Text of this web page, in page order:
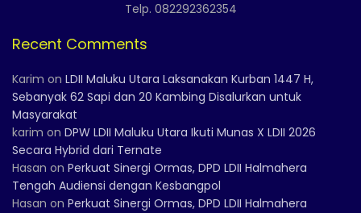
Telp. 082292362354
Recent Comments
Karim on LDII Maluku Utara Laksanakan Kurban 1447 H,
Sebanyak 62 Sapi dan 20 Kambing Disalurkan untuk
Masyarakat
karim on DPW LDII Maluku Utara Ikuti Munas X LDII 2026
Secara Hybrid dari Ternate
Hasan on Perkuat Sinergi Ormas, DPD LDII Halmahera
Tengah Audiensi dengan Kesbangpol
Hasan on Perkuat Sinergi Ormas, DPD LDII Halmahera